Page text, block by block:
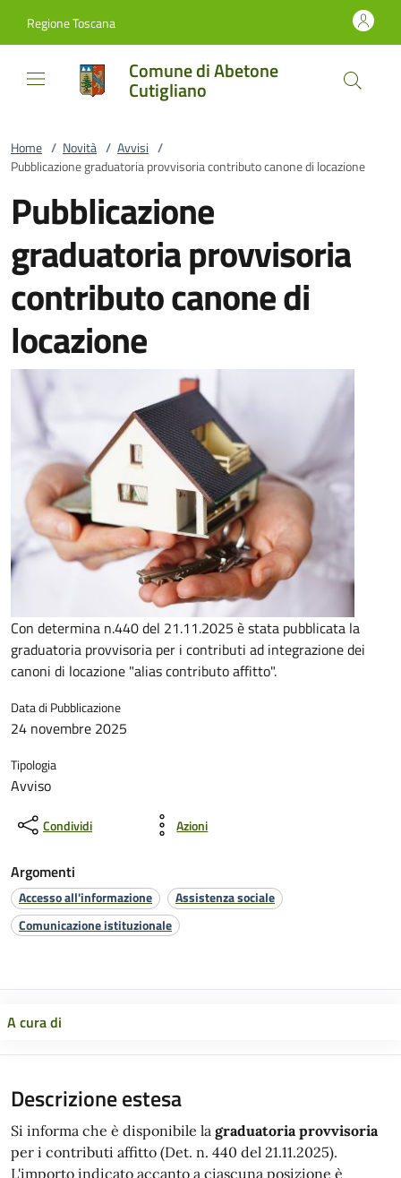
Regione Toscana
Comune di Abetone
Cutigliano
Home / Novità / Avvisi /
Pubblicazione graduatoria provvisoria contributo canone di locazione
Pubblicazione
graduatoria provvisoria
contributo canone di
locazione
Con determina n.440 del 21.11.2025 è stata pubblicata la
graduatoria provvisoria per i contributi ad integrazione dei
canoni di locazione "alias contributo affitto".
Data di Pubblicazione
24 novembre 2025
Tipologia
Avviso
Condividi Azioni
Argomenti
Accesso all'informazione
Assistenza sociale
Comunicazione istituzionale
A cura di
Descrizione estesa
Si informa che è disponibile la graduatoria provvisoria
per i contributi affitto (Det. n. 440 del 21.11.2025).
L'importo indicato accanto a ciascuna posizione è